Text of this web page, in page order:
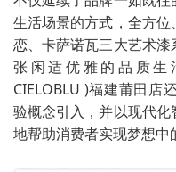
生活场景的方式，全方
恋、卡萨诺瓦三大艺术
张闲适优雅的品质
CIELOBLU )福建莆田店
验概念引入，并以现代
地帮助消费者实现梦想中